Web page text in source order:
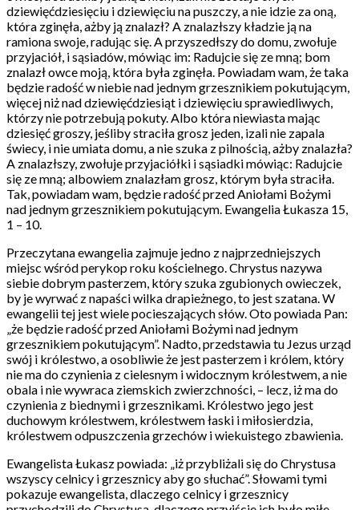
dziewięćdziesięciu i dziewięciu na puszczy, a nie idzie za oną,
która zginęła, ażby ją znalazł? A znalazłszy kładzie ją na
ramiona swoje, radując się. A przyszedłszy do domu, zwołuje
przyjaciół, i sąsiadów, mówiąc im: Radujcie się ze mną; bom
znalazł owce moją, która była zginęła. Powiadam wam, że taka
będzie radość w niebie nad jednym grzesznikiem pokutującym,
więcej niż nad dziewięćdziesiąt i dziewięciu sprawiedliwych,
którzy nie potrzebują pokuty. Albo która niewiasta mając
dziesięć groszy, jeśliby straciła grosz jeden, izali nie zapala
świecy, i nie umiata domu, a nie szuka z pilnością, ażby znalazła?
A znalazłszy, zwołuje przyjaciółki i sąsiadki mówiąc: Radujcie
się ze mną; albowiem znalazłam grosz, którym była straciła.
Tak, powiadam wam, będzie radość przed Aniołami Bożymi
nad jednym grzesznikiem pokutującym. Ewangelia Łukasza 15,
1 – 10.
Przeczytana ewangelia zajmuje jedno z najprzedniejszych
miejsc wśród perykop roku kościelnego. Chrystus nazywa
siebie dobrym pasterzem, który szuka zgubionych owieczek,
by je wyrwać z napaści wilka drapieżnego, to jest szatana. W
ewangelii tej jest wiele pocieszających słów. Oto powiada Pan:
„że będzie radość przed Aniołami Bożymi nad jednym
grzesznikiem pokutującym”. Nadto, przedstawia tu Jezus urząd
swój i królestwo, a osobliwie że jest pasterzem i królem, który
nie ma do czynienia z cielesnym i widocznym królestwem, a nie
obala i nie wywraca ziemskich zwierzchności, – lecz, iż ma do
czynienia z biednymi i grzesznikami. Królestwo jego jest
duchowym królestwem, królestwem łaski i miłosierdzia,
królestwem odpuszczenia grzechów i wiekuistego zbawienia.
Ewangelista Łukasz powiada: „iż przybliżali się do Chrystusa
wszyscy celnicy i grzesznicy aby go słuchać”. Słowami tymi
pokazuje ewangelista, dlaczego celnicy i grzesznicy